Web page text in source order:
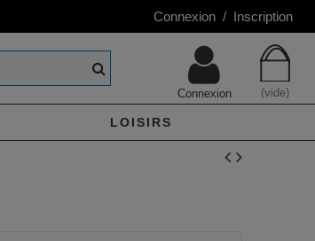
Connexion / Inscription
(vide)
Connexion
LOISIRS